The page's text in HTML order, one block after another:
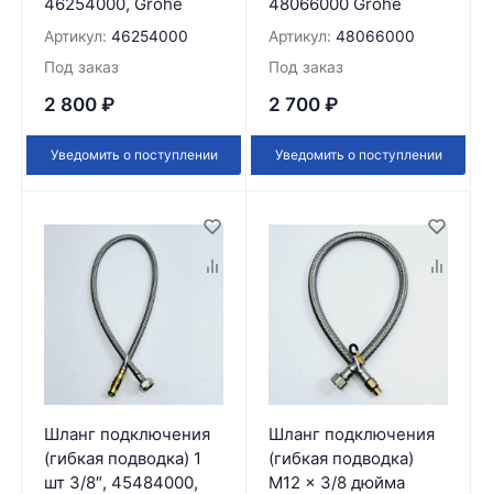
Артикул: 46254000
Под заказ
2 800 ₽
Уведомить о поступлении
Артикул: 48066000
Под заказ
2 700 ₽
Уведомить о поступлении
Шланг подключения
(гибкая подводка) 1
шт 3/8″, 45484000,
Шланг подключения
(гибкая подводка)
M12 x 3/8 дюйма